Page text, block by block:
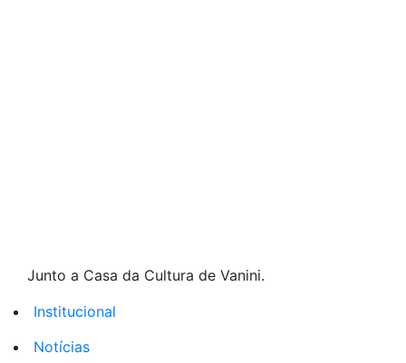
Junto a Casa da Cultura de Vanini.
Institucional
Notícias